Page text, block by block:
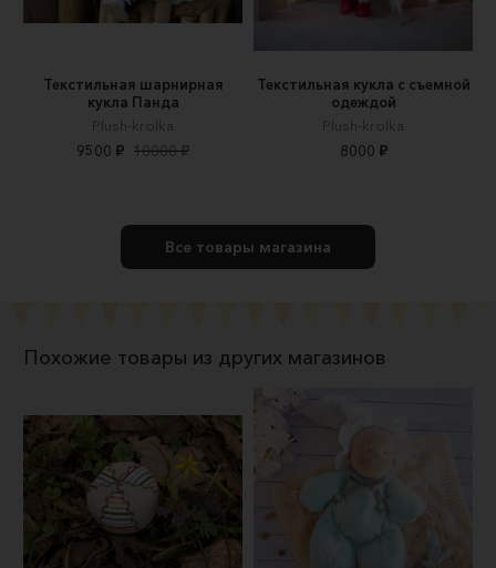
Текстильная шарнирная
кукла Панда
Plush-krolka
9500 ₽ 10000 ₽
Текстильная кукла с съемной
одеждой
Plush-krolka
8000 ₽
Все товары магазина
Похожие товары из других магазинов